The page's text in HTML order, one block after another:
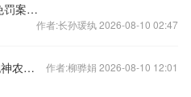
安徽市场监管2025年以来减、免罚案件超3万件
作者:长孙瑗纨 2026-08-10 02:47
第十届（乙巳年）海峡两岸同胞神农炎帝故里民间交流活动在高平举行 作者:柳骅娟 2026-08-10 12:01